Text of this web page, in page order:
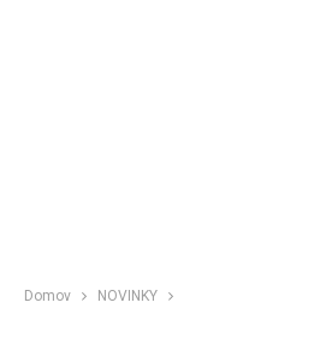
Domov NOVINKY